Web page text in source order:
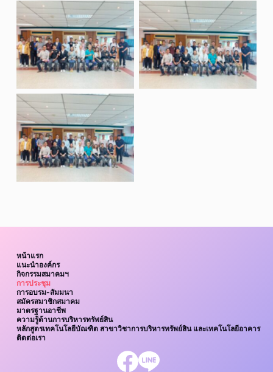
หน้าแรก
แนะนำองค์กร
กิจกรรมสมาคมฯ
การประชุม
การอบรม-สัมมนา
สมัครสมาชิกสมาคม
มาตรฐานอาชีพ
ความรู้ด้านการบริหารทรัพย์สิน
หลักสูตรเทคโนโลยีบัณฑิต สาขาวิชาการบริหารทรัพย์สิน และเทคโนโลยีอาคาร
ติดต่อเรา